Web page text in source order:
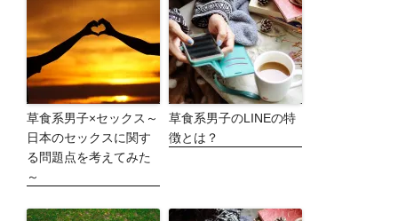
草食系男子×セックス～
日本のセックスに関す
る問題点を考えてみた
～
草食系男子のLINEの特
徴とは？